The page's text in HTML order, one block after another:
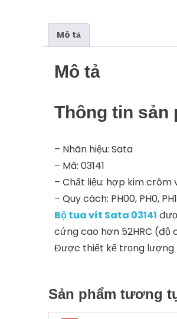
Mô tả
Mô tả
Thông tin sản
– Nhãn hiệu: Sata
– Mã: 03141
– Chất liệu: hợp kim crôm
– Quy cách: PH00, PH0,
Bộ tua vít Sata 03141
cứng cao hơn 52HRC (độ
Được thiết kế trọng lượng
Sản phẩm tương